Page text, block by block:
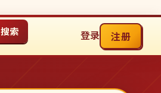
搜索 登录 注册